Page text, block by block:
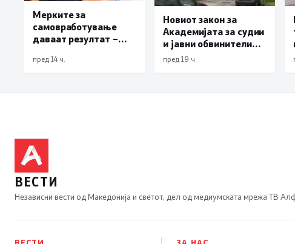
Мерките за
самовработување
даваат резултат –
историски најниско
пред 14 ч.
Новиот закон за
Академијата за судии
и јавни обвинители
наскоро во
Собранието
пред 19 ч.
ВЕСТИ
Независни вести од Македонија и светот, дел од медиумската мрежа ТВ